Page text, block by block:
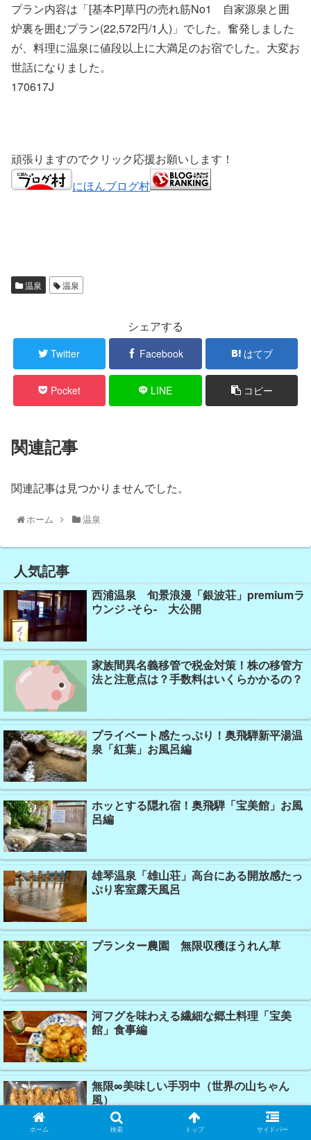
プラン内容は「[基本P]草円の売れ筋No1 自家源泉と囲
炉裏を囲むプラン(22,572円/1人)」でした。奮発しました
が、料理に温泉に値段以上に大満足のお宿でした。大変お
世話になりました。
170617J
頑張りますのでクリック応援お願いします！
にほんブログ村
温泉 温泉
シェアする
Twitter Facebook はてブ
Pocket LINE コピー
関連記事
関連記事は見つかりませんでした。
ホーム 温泉
人気記事
西浦温泉 旬景浪漫「銀波荘」premiumラ
ウンジ -そら- 大公開
家族間異名義移管で税金対策！株の移管方
法と注意点は？手数料はいくらかかるの？
プライベート感たっぷり！奥飛騨新平湯温
泉「紅葉」お風呂編
ホッとする隠れ宿！奥飛騨「宝美館」お風
呂編
雄琴温泉「雄山荘」高台にある開放感たっ
ぷり客室露天風呂
プランター農園 無限収穫ほうれん草
河フグを味わえる繊細な郷土料理「宝美
館」食事編
無限∞美味しい手羽中（世界の山ちゃん
風）
ホーム 検索 トップ サイドバー